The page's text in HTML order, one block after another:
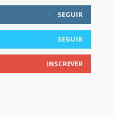
SEGUIR
SEGUIR
INSCREVER